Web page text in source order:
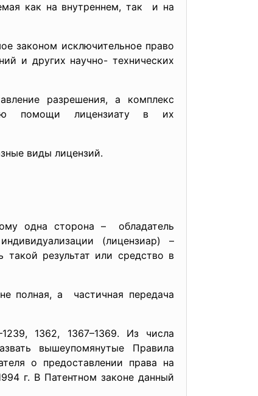
как на внутреннем, так и на
законом исключительное право
и других научно- технических
разрешения, а комплекс
помощи лицензиату в их
виды лицензий.
одна сторона – обладатель
(лицензиар) –
такой результат или средство в
полная, а частичная передача
1362, 1367–1369. Из числа
вышеупомянутые Правила
о предоставлении права на
г. В Патентном законе данный